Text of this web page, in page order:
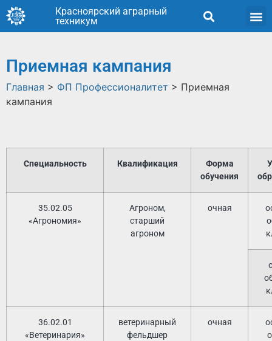
Красноярский аграрный
техникум
Приемная кампания
Главная > ФП Профессионалитет > Приемная
кампания
Специальность Квалификация
Форма
обучения
35.02.05
«Агрономия»
Агроном,
старший
агроном
очная
36.02.01
«Ветеринария»
ветеринарный
фельдшер
очная